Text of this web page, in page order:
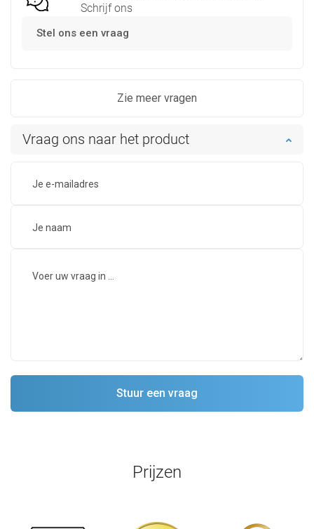
Schrijf ons
Stel ons een vraag
Zie meer vragen
Vraag ons naar het product
Prijzen